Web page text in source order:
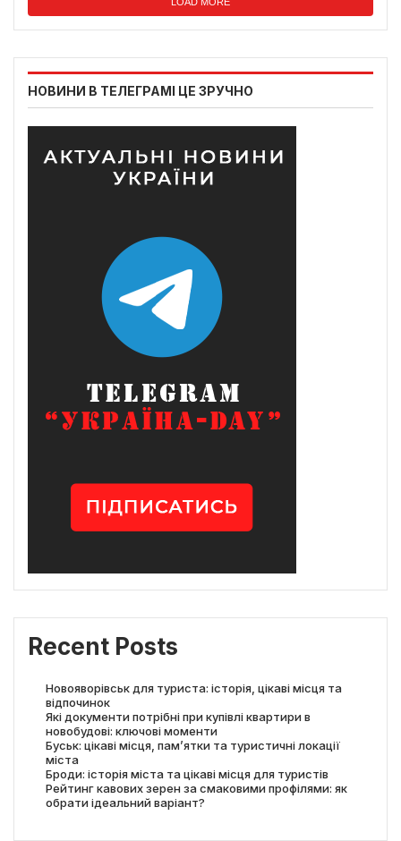
НОВИНИ В ТЕЛЕГРАМІ ЦЕ ЗРУЧНО
Recent Posts
Новояворівськ для туриста: історія, цікаві місця та
відпочинок
Які документи потрібні при купівлі квартири в
новобудові: ключові моменти
Буськ: цікаві місця, пам’ятки та туристичні локації
міста
Броди: історія міста та цікаві місця для туристів
Рейтинг кавових зерен за смаковими профілями: як
обрати ідеальний варіант?